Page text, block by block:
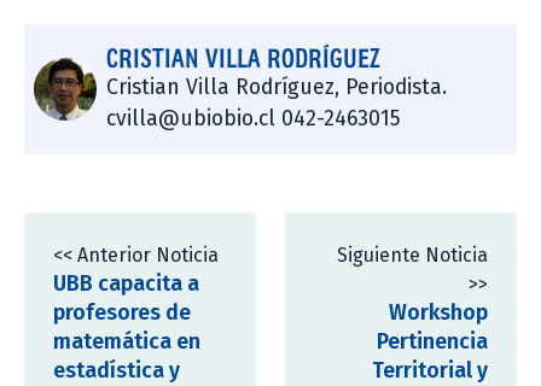
CRISTIAN VILLA RODRÍGUEZ
Cristian Villa Rodríguez, Periodista.
cvilla@ubiobio.cl 042-2463015
<< Anterior Noticia
UBB capacita a
profesores de
matemática en
estadística y
Siguiente Noticia
>>
Workshop
Pertinencia
Territorial y